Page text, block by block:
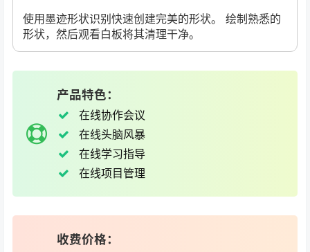
使用墨迹形状识别快速创建完美的形状。 绘制熟悉的
形状，然后观看白板将其清理干净。
产品特色：
在线协作会议
在线头脑风暴
在线学习指导
在线项目管理
收费价格：